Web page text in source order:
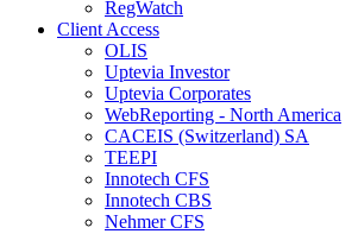
RegWatch
Client Access
OLIS
Uptevia Investor
Uptevia Corporates
WebReporting - North America
CACEIS (Switzerland) SA
TEEPI
Innotech CFS
Innotech CBS
Nehmer CFS